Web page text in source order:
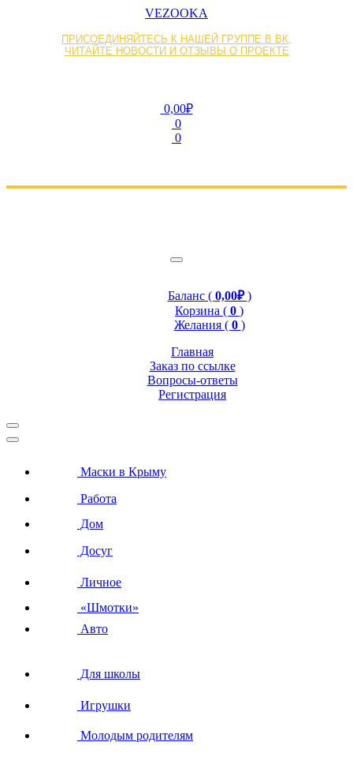
VEZOOKA
ПРИСОЕДИНЯЙТЕСЬ К НАШЕЙ ГРУППЕ В ВК,
ЧИТАЙТЕ НОВОСТИ И ОТЗЫВЫ О ПРОЕКТЕ
0,00₽
0
0
Баланс ( 0,00₽)
Корзина ( 0 )
Желания ( 0 )
Главная
Заказ по ссылке
Вопросы-ответы
Регистрация
Маски в Крыму
Работа
Дом
Досуг
Личное
«Шмотки»
Авто
Для школы
Игрушки
Молодым родителям